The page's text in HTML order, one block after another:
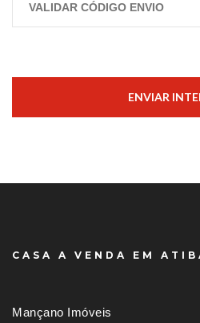
ENVIAR
CASA A VENDA EM
Mançano Imóveis